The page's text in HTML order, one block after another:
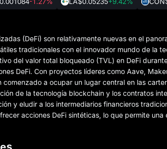
(DeFi) son relativamente nuevas en el
tradicionales con el innovador mundo de la
del valor total bloqueado (TVL) en DeFi
DeFi. Con proyectos líderes como Aave,
comenzado a ocupar un lugar central en las
de la tecnología blockchain y los contratos
y eludir a los intermediarios financieros
acciones DeFi sintéticas, lo que permite